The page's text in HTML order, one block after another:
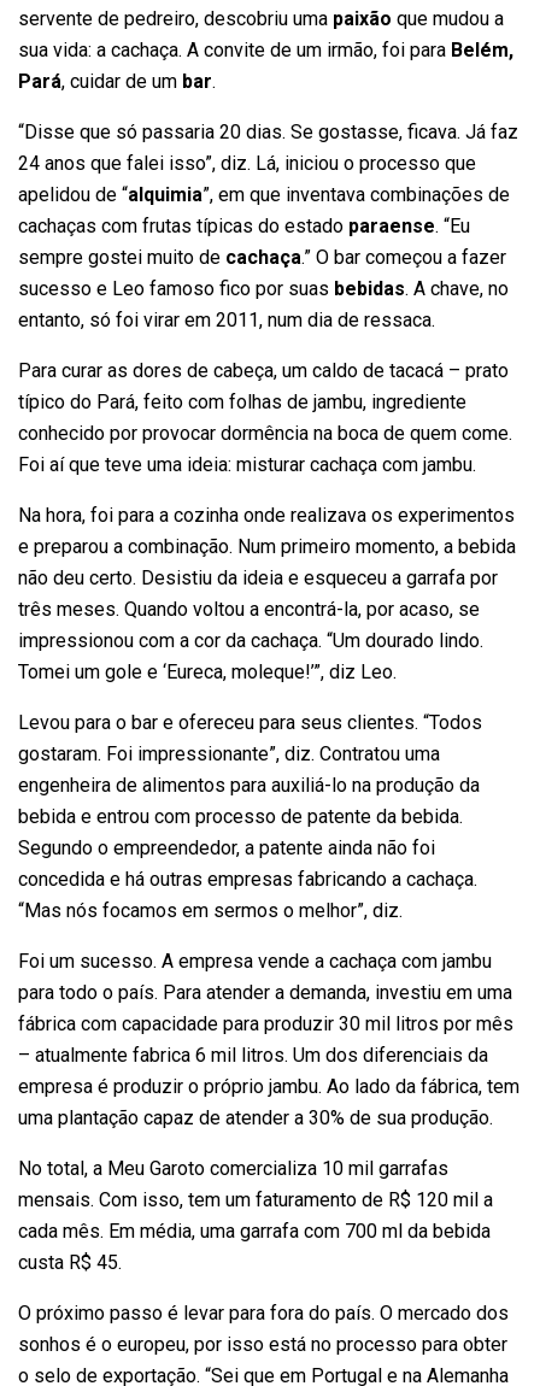
servente de pedreiro, descobriu uma paixão que mudou a
sua vida: a cachaça. A convite de um irmão, foi para Belém,
Pará, cuidar de um bar.
“Disse que só passaria 20 dias. Se gostasse, ficava. Já faz
24 anos que falei isso”, diz. Lá, iniciou o processo que
apelidou de “alquimia”, em que inventava combinações de
cachaças com frutas típicas do estado paraense. “Eu
sempre gostei muito de cachaça.” O bar começou a fazer
sucesso e Leo famoso fico por suas bebidas. A chave, no
entanto, só foi virar em 2011, num dia de ressaca.
Para curar as dores de cabeça, um caldo de tacacá – prato
típico do Pará, feito com folhas de jambu, ingrediente
conhecido por provocar dormência na boca de quem come.
Foi aí que teve uma ideia: misturar cachaça com jambu.
Na hora, foi para a cozinha onde realizava os experimentos
e preparou a combinação. Num primeiro momento, a bebida
não deu certo. Desistiu da ideia e esqueceu a garrafa por
três meses. Quando voltou a encontrá-la, por acaso, se
impressionou com a cor da cachaça. “Um dourado lindo.
Tomei um gole e ‘Eureca, moleque!’”, diz Leo.
Levou para o bar e ofereceu para seus clientes. “Todos
gostaram. Foi impressionante”, diz. Contratou uma
engenheira de alimentos para auxiliá-lo na produção da
bebida e entrou com processo de patente da bebida.
Segundo o empreendedor, a patente ainda não foi
concedida e há outras empresas fabricando a cachaça.
“Mas nós focamos em sermos o melhor”, diz.
Foi um sucesso. A empresa vende a cachaça com jambu
para todo o país. Para atender a demanda, investiu em uma
fábrica com capacidade para produzir 30 mil litros por mês
– atualmente fabrica 6 mil litros. Um dos diferenciais da
empresa é produzir o próprio jambu. Ao lado da fábrica, tem
uma plantação capaz de atender a 30% de sua produção.
No total, a Meu Garoto comercializa 10 mil garrafas
mensais. Com isso, tem um faturamento de R$ 120 mil a
cada mês. Em média, uma garrafa com 700 ml da bebida
custa R$ 45.
O próximo passo é levar para fora do país. O mercado dos
sonhos é o europeu, por isso está no processo para obter
o selo de exportação. “Sei que em Portugal e na Alemanha